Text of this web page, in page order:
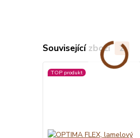
Související zboží 2
TOP produkt